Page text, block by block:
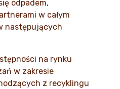
odpadem,
w całym
następujących
na rynku
w zakresie
z recyklingu